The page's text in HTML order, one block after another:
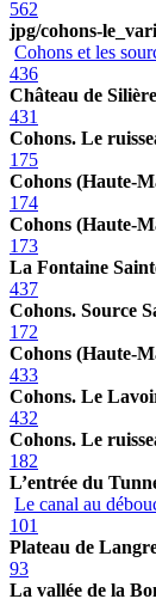
562
jpg/cohons-
Cohons et les
436
Château de
431
Cohons. Le
175
Cohons (Haute-
174
Cohons (Haute-
173
La Fontaine
437
Cohons. Source
172
Cohons (Haute-
433
Cohons. Le
432
Cohons. Le
182
L’entrée du
Le canal au
101
Plateau de
93
La vallée de la